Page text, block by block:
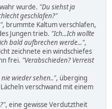
wurde. "Du siehst ja
geschlafen?"
, brummte Kaltum verschlafen,
Jungen trieb. "Ich...Ich wollte
bald aufbrechen werde...",
zeichnete ein windschiefes
frei. "Verabschieden? Verreist
wieder sehen..", überging
verschwand mit einem
, eine gewisse Verdutztheit